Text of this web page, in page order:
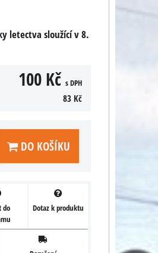
letectva sloužící v 8.
100 Kč s DPH
83 Kč
DO KOŠÍKU
do
Dotaz k produktu